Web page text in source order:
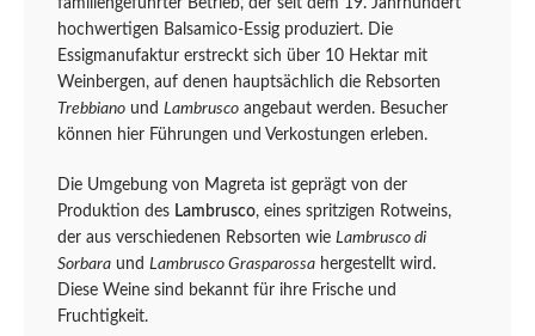
familiengeführter Betrieb, der seit dem 19. Jahrhundert
hochwertigen Balsamico-Essig produziert. Die
Essigmanufaktur erstreckt sich über 10 Hektar mit
Weinbergen, auf denen hauptsächlich die Rebsorten
Trebbiano und Lambrusco angebaut werden. Besucher
können hier Führungen und Verkostungen erleben.
Die Umgebung von Magreta ist geprägt von der
Produktion des Lambrusco, eines spritzigen Rotweins,
der aus verschiedenen Rebsorten wie Lambrusco di
Sorbara und Lambrusco Grasparossa hergestellt wird.
Diese Weine sind bekannt für ihre Frische und
Fruchtigkeit.